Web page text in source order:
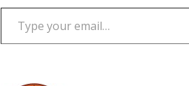
Type your email…